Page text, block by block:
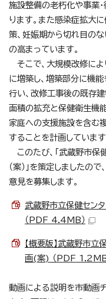
施設整備の老朽化や事業
ります。また感染症拡大
策、妊娠期から切れ目の
の高まっています。
そこで、大規模改修によ
に増築し、増築部分に機
行い、改修工事後の既存
面積の拡充と保健衛生機
家庭への支援施設を含む
することを計画しています
このたび、「武蔵野市保
（案）」を策定しましたの
意見を募集します。
武蔵野市立保健セン
（PDF 4.4MB）
【概要版】武蔵野市
画(案) （PDF 1.2MB
動画による説明を市動画